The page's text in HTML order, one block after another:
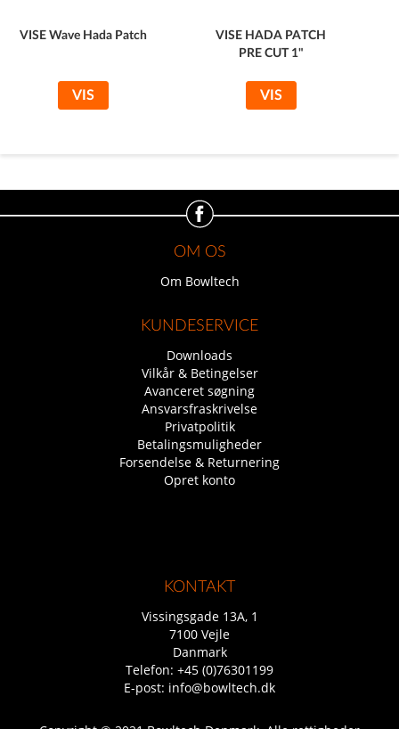
VISE Wave Hada Patch
VIS
VISE HADA PATCH
PRE CUT 1"
VIS
OM OS
Om Bowltech
KUNDESERVICE
Downloads
Vilkår & Betingelser
Avanceret søgning
Ansvarsfraskrivelse
Privatpolitik
Betalingsmuligheder
Forsendelse & Returnering
Opret konto
KONTAKT
Vissingsgade 13A, 1
7100 Vejle
Danmark
Telefon: +45 (0)76301199
E-post: info@bowltech.dk